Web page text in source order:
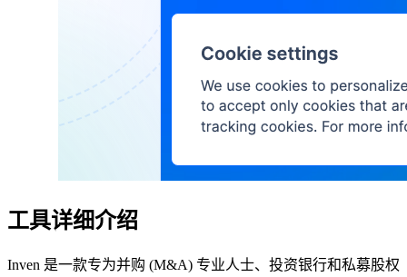
工具详细介绍
Inven 是一款专为并购 (M&A) 专业人士、投资银行和私募股权